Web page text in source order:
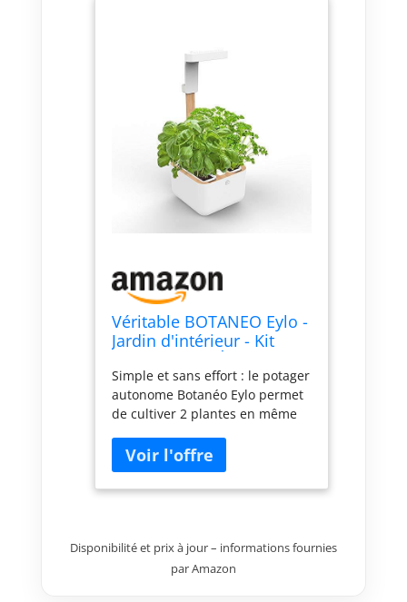
Véritable BOTANEO Eylo -
Jardin d'intérieur - Kit
LED Automatique
Simple et sans effort : le potager
autonome Botanéo Eylo permet
de cultiver 2 plantes en même
inclus : Basilic et Persil Eclairage
LED automatique Autonome en
eau 2 à 3 semaines Compatible
Disponibilité et prix à jour – informations fournies
par Amazon